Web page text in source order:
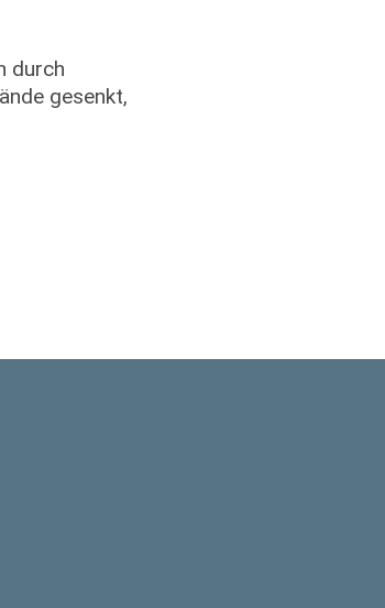
durch
gesenkt,